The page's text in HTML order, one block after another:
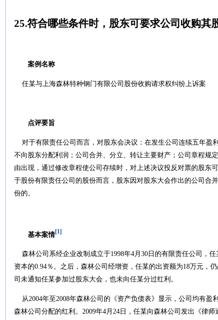
25.符合哪些条件时，股东可要求公司收购其
案例名称
任某与上海森林特种钢门有限公司股份收购请求权纠纷上诉案
点评要旨
对于有限责任公司而言，对股东会决议：在发生公司连续五年盈
不向股东分配利润；公司合并、分立、转让主要财产；公司章程规
由出现，通过修改章程使公司存续时，对上述决议投反对票的股东
于股份有限责任公司的股份而言，股东因对股东大会作出的公司合
份的。
基本案情[1]
森林公司系经企业改制成立于1998年4月 30 日 的有限责任公司，
资本的0.94％。之后，森林公司经增资，任某的出资额为18万元，
司未通知任某参加过股东大会，也未向任某分过红利。
从2004年至2008年森林公司的《资产负债表》显示，公司均有盈
森林公司分配的红利。 2009年4月 24 日 ，任某向森林公司发出《律